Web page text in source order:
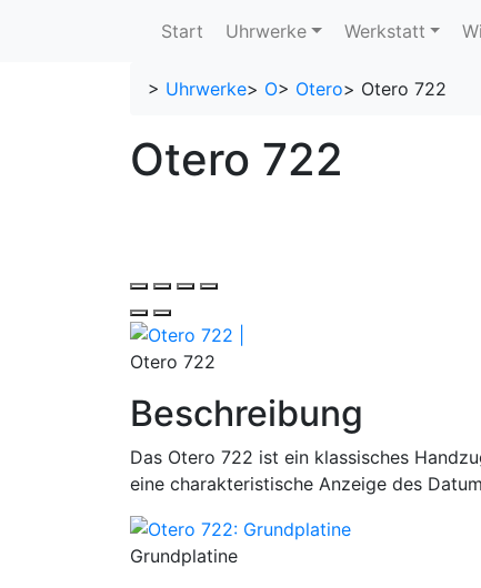
Start Uhrwerke Werkstatt
> Uhrwerke> O> Otero> Otero 722
Otero 722
Otero 722
Beschreibung
Das Otero 722 ist ein klassisches
eine charakteristische Anzeige des
Grundplatine